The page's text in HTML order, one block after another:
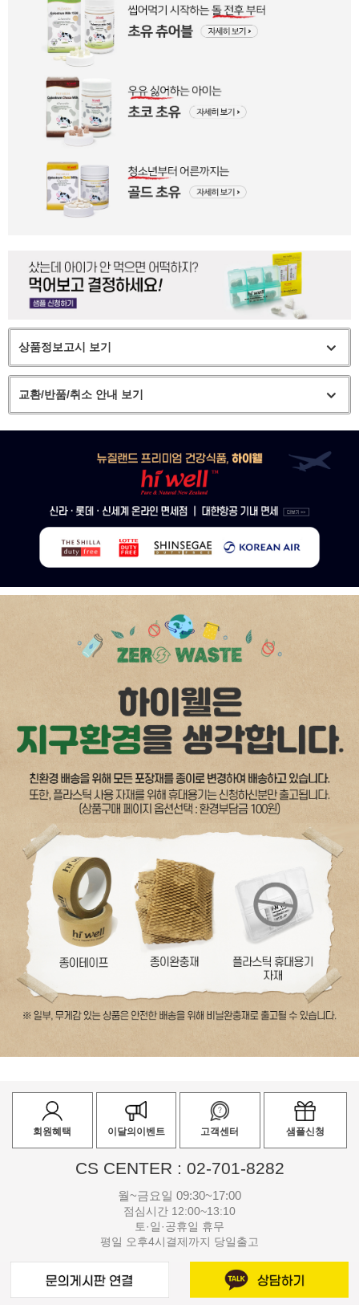
상품정보고시 보기
교환/반품/취소 안내 보기
회원혜택 이달의이벤트 고객센터 샘플신청
CS CENTER : 02-701-8282
월~금요일 09:30~17:00
점심시간 12:00~13:10
토·일·공휴일 휴무
평일 오후4시결제까지 당일출고